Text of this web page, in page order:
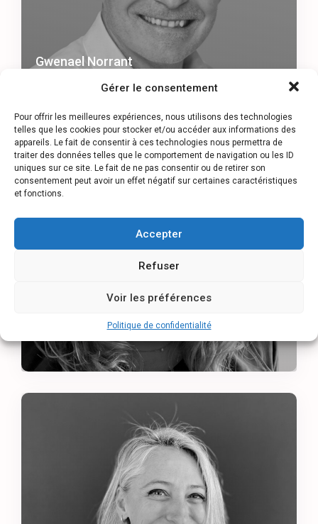
Gérer le consentement
Pour offrir les meilleures expériences, nous utilisons des technologies
telles que les cookies pour stocker et/ou accéder aux informations des
appareils. Le fait de consentir à ces technologies nous permettra de
traiter des données telles que le comportement de navigation ou les ID
uniques sur ce site. Le fait de ne pas consentir ou de retirer son
consentement peut avoir un effet négatif sur certaines caractéristiques
et fonctions.
Accepter
Refuser
Voir les préférences
Politique de confidentialité
Gwenael Norrant
Camille PERROT